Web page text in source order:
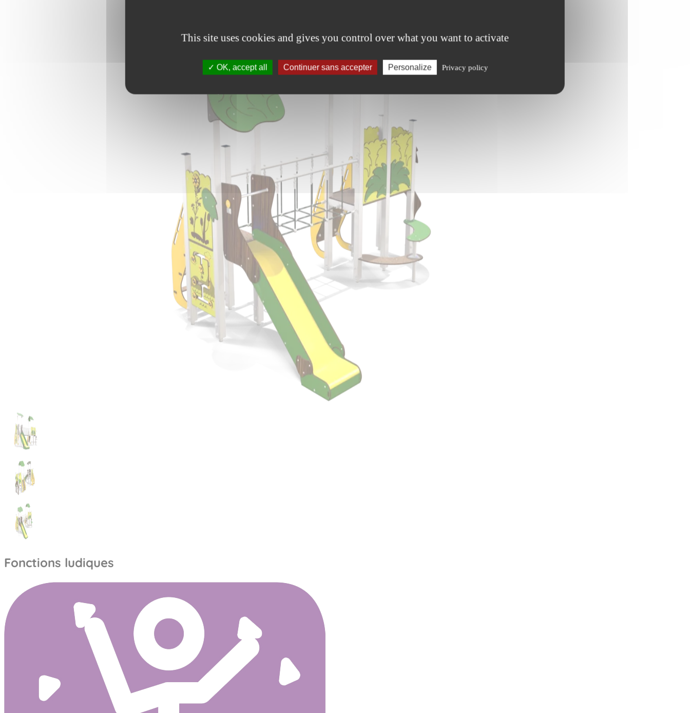
This site uses cookies and gives you control over what you want to activate
OK, accept all Continuer sans accepter Personalize Privacy policy
Fonctions ludiques